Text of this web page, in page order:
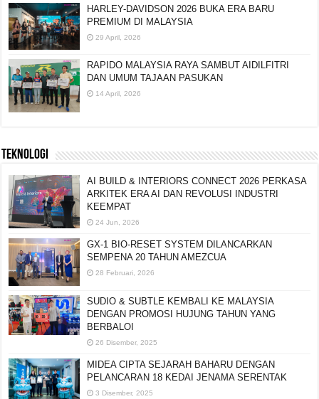
HARLEY-DAVIDSON 2026 BUKA ERA BARU
PREMIUM DI MALAYSIA
29 April, 2026
RAPIDO MALAYSIA RAYA SAMBUT AIDILFITRI
DAN UMUM TAJAAN PASUKAN
14 April, 2026
TEKNOLOGI
AI BUILD & INTERIORS CONNECT 2026 PERKASA
ARKITEK ERA AI DAN REVOLUSI INDUSTRI
KEEMPAT
24 Jun, 2026
GX-1 BIO-RESET SYSTEM DILANCARKAN
SEMPENA 20 TAHUN AMEZCUA
28 Februari, 2026
SUDIO & SUBTLE KEMBALI KE MALAYSIA
DENGAN PROMOSI HUJUNG TAHUN YANG
BERBALOI
26 Disember, 2025
MIDEA CIPTA SEJARAH BAHARU DENGAN
PELANCARAN 18 KEDAI JENAMA SERENTAK
3 Disember, 2025